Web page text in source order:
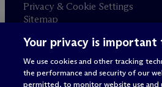
Privacy & Cookie Settings
Sitemap
Anwaltswerbung © 2026 M
Your privacy is important
We use cookies and other tracking
the performance and security of our
permitted, to monitor website use and